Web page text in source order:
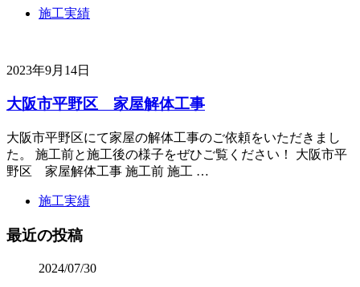
施工実績
2023年9月14日
大阪市平野区 家屋解体工事
大阪市平野区にて家屋の解体工事のご依頼をいただきまし
た。 施工前と施工後の様子をぜひご覧ください！ 大阪市平
野区 家屋解体工事 施工前 施工 …
施工実績
最近の投稿
2024/07/30